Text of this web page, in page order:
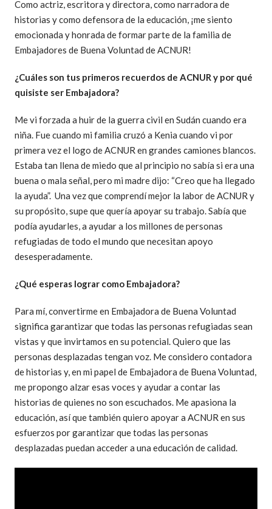
Como actriz, escritora y directora, como narradora de
historias y como defensora de la educación, ¡me siento
emocionada y honrada de formar parte de la familia de
Embajadores de Buena Voluntad de ACNUR!
¿Cuáles son tus primeros recuerdos de ACNUR y por qué
quisiste ser Embajadora?
Me vi forzada a huir de la guerra civil en Sudán cuando era
niña. Fue cuando mi familia cruzó a Kenia cuando vi por
primera vez el logo de ACNUR en grandes camiones blancos.
Estaba tan llena de miedo que al principio no sabía si era una
buena o mala señal, pero mi madre dijo: “Creo que ha llegado
la ayuda”. Una vez que comprendí mejor la labor de ACNUR y
su propósito, supe que quería apoyar su trabajo. Sabía que
podía ayudarles, a ayudar a los millones de personas
refugiadas de todo el mundo que necesitan apoyo
desesperadamente.
¿Qué esperas lograr como Embajadora?
Para mí, convertirme en Embajadora de Buena Voluntad
significa garantizar que todas las personas refugiadas sean
vistas y que invirtamos en su potencial. Quiero que las
personas desplazadas tengan voz. Me considero contadora
de historias y, en mi papel de Embajadora de Buena Voluntad,
me propongo alzar esas voces y ayudar a contar las
historias de quienes no son escuchados. Me apasiona la
educación, así que también quiero apoyar a ACNUR en sus
esfuerzos por garantizar que todas las personas
desplazadas puedan acceder a una educación de calidad.